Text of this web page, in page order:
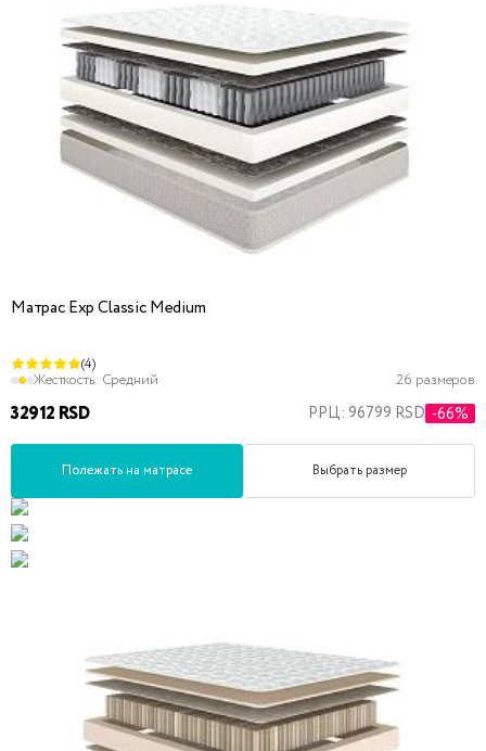
Матрас Exp Classic Medium
(4)
Жесткость: Средний 26 размеров
32912 RSD РРЦ: 96799 RSD -66%
Полежать на матрасе Выбрать размер